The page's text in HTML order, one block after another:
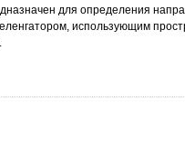
для определения
использующим